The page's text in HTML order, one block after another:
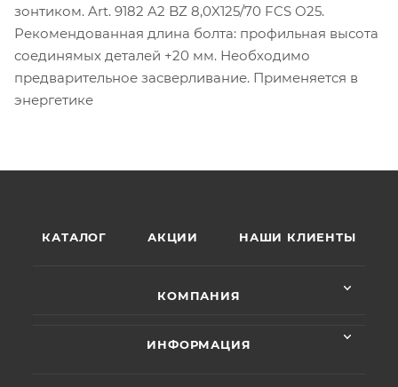
зонтиком. Art. 9182 A2 BZ 8,0X125/70 FCS O25.
Рекомендованная длина болта: профильная высота
соединямых деталей +20 мм. Необходимо
предварительное засверливание. Применяется в
энергетике
КАТАЛОГ АКЦИИ НАШИ КЛИЕНТЫ
КОМПАНИЯ
ИНФОРМАЦИЯ